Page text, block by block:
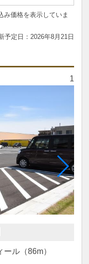
み価格を表示していま
2026年8月21日
1
ル（86m）